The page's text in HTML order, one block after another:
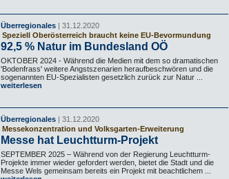
Überregionales | 31.12.2020
Speziell Oberösterreich braucht keine EU-Bevormundung
92,5 % Natur im Bundesland OÖ
OKTOBER 2024 - Während die Medien mit dem so dramatischen
'Bodenfrass' weitere Angstszenarien heraufbeschwören und die
sogenannten EU-Spezialisten gesetzlich zurück zur Natur ...
weiterlesen
Überregionales | 31.12.2020
Messekonzentration und Volksgarten-Erweiterung
Messe hat Leuchtturm-Projekt
SEPTEMBER 2025 – Während von der Regierung Leuchtturm-
Projekte immer wieder gefordert werden, bietet die Stadt und die
Messe Wels gemeinsam bereits ein Projekt mit beachtlichem ...